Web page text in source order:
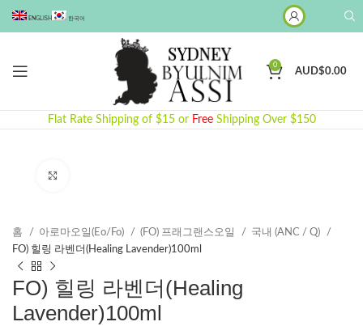
ENGLISH 한국어
0
AUD$0.00
Flat Rate Shipping of $15 or Free Shipping Over $150
홈 아로마오일(Eo/Fo) (FO) 프래그랜스오일
국내 (ANC / Q)
FO) 힐링 라벤더(Healing Lavender)100ml
FO) 힐링 라벤더(Healing
Lavender)100ml